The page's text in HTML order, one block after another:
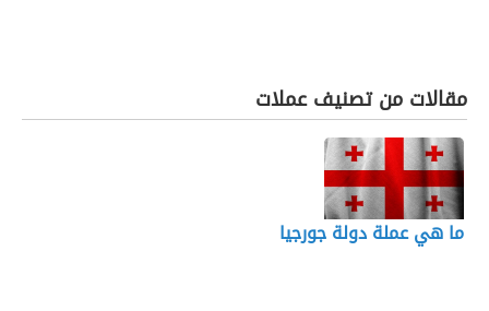
مقالات من تصنيف عملات
ما هي عملة دولة جورجيا